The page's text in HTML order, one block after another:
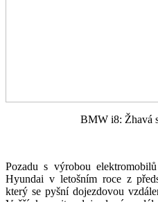
BMW i8: Žhavá
Pozadu s výrobou
Hyundai v letošním roce z
který se pyšní dojezdovou